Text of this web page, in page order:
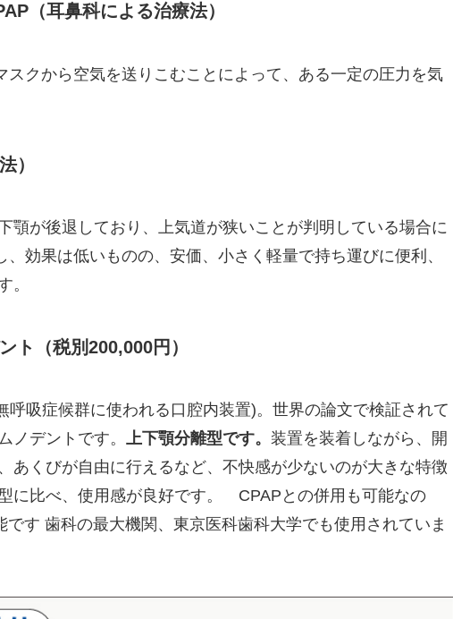
（耳鼻科による治療法）
スクから空気を送りこむことによって、ある一定の圧力を気
）
顎が後退しており、上気道が狭いことが判明している場合に
、効果は低いものの、安価、小さく軽量で持ち運びに便利、
。
ト（税別200,000円）
吸症候群に使われる口腔内装置)。世界の論文で検証されて
ノデントです。 上下顎分離型です。 装置を装着しながら、開
あくびが自由に行えるなど、不快感が少ないのが大きな特徴
に比べ、使用感が良好です。 CPAPとの併用も可能なの
す 歯科の最大機関、東京医科歯科大学でも使用されていま